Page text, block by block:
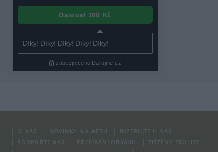
O NÁS NOVINKY NA WEBU
INZERUJTE U NÁS
PODPOŘTE NÁS
PŘEBÍRÁNÍ OBSAHU
TIŠTĚNÝ EKOLIST